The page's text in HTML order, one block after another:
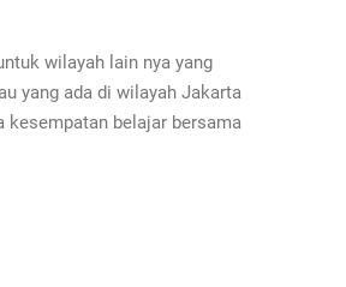
wilayah lain nya yang
yang ada di wilayah Jakarta
belajar bersama